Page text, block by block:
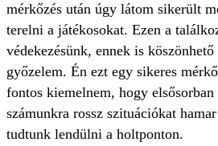
mérkőzés után úgy látom sikerült
terelni a játékosokat. Ezen a
védekezésünk, ennek is
győzelem. Én ezt egy sikeres
fontos kiemelnem, hogy
számunkra rossz szituációkat
tudtunk lendülni a holtponton.